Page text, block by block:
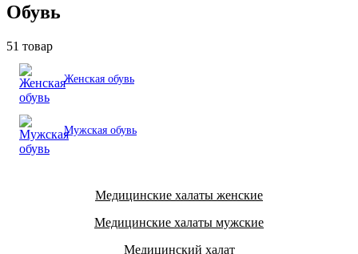
Обувь
51 товар
Женская обувь
Мужская обувь
Медицинские халаты женские
Медицинские халаты мужские
Медицинский халат